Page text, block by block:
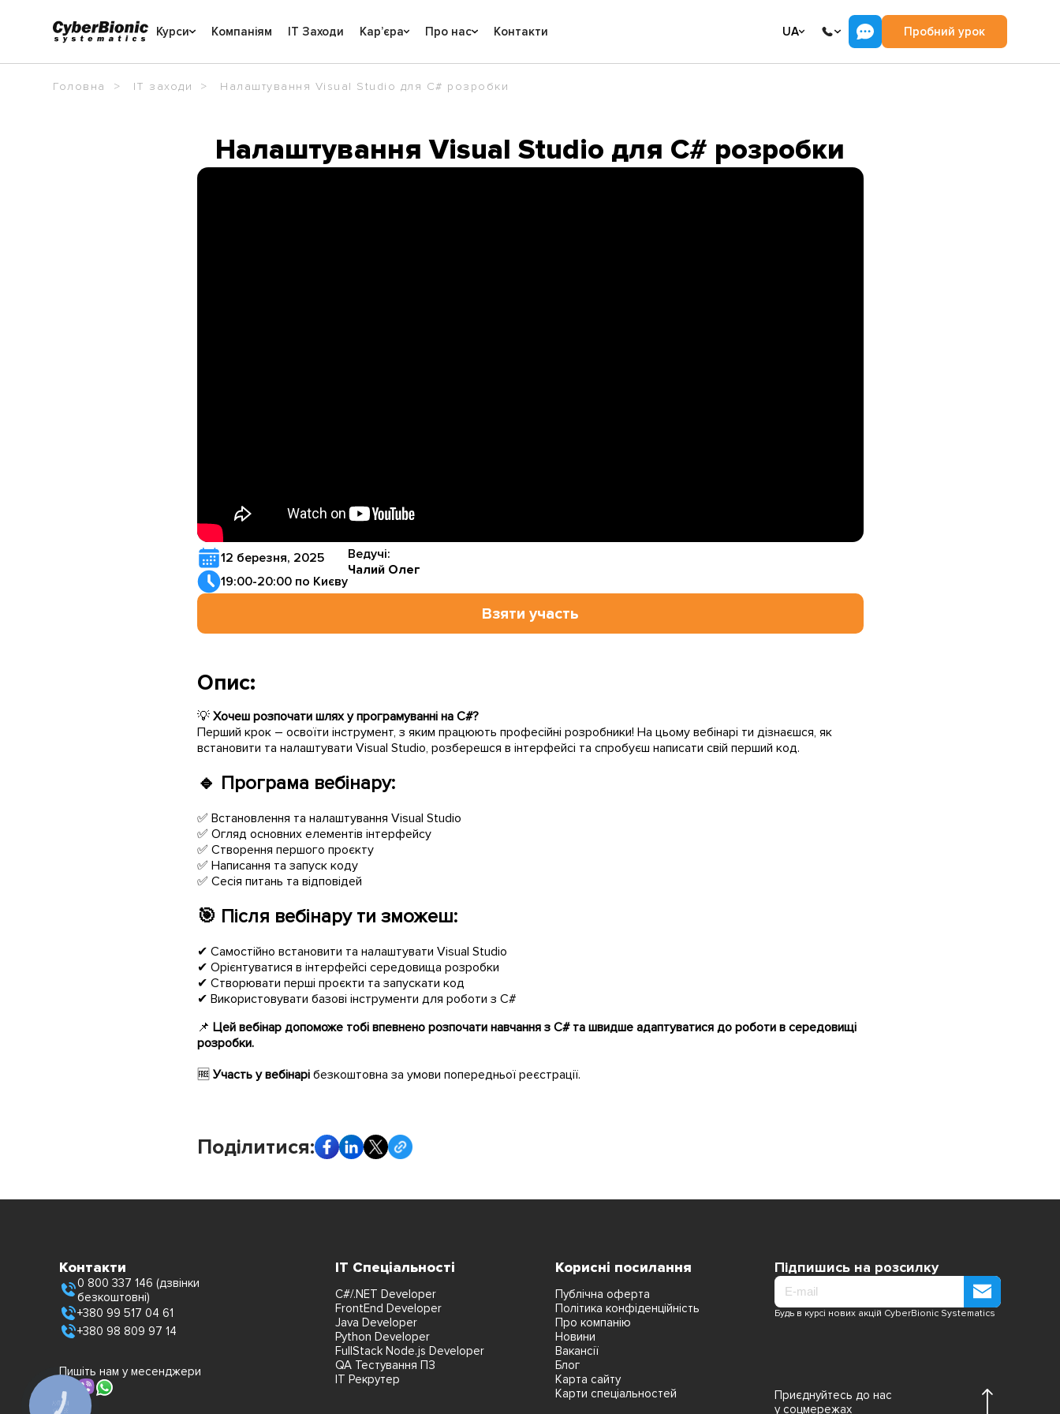
Курси Компаніям IT Заходи Карʼєра Про нас Контакти UA Пробний урок
Головна IT заходи Налаштування Visual Studio для С# розробки
Налаштування Visual Studio для С# розробки
12 березня, 2025
19:00-20:00 по Києву
Ведучі:
Чалий Олег
Взяти участь
Опис:
💡 Хочеш розпочати шлях у програмуванні на C#?
Перший крок – освоїти інструмент, з яким працюють професійні розробники! На цьому вебінарі ти дізнаєшся, як
встановити та налаштувати Visual Studio, розберешся в інтерфейсі та спробуєш написати свій перший код.
🔹 Програма вебінару:
✅ Встановлення та налаштування Visual Studio
✅ Огляд основних елементів інтерфейсу
✅ Створення першого проєкту
✅ Написання та запуск коду
✅ Сесія питань та відповідей
🎯 Після вебінару ти зможеш:
✔ Самостійно встановити та налаштувати Visual Studio
✔ Орієнтуватися в інтерфейсі середовища розробки
✔ Створювати перші проєкти та запускати код
✔ Використовувати базові інструменти для роботи з C#
📌 Цей вебінар допоможе тобі впевнено розпочати навчання з C# та швидше адаптуватися до роботи в середовищі
розробки.
🆓 Участь у вебінарібезкоштовна за умови попередньої реєстрації.
Поділитися:
Контакти
0 800 337 146 (дзвінки
безкоштовні)
+380 99 517 04 61
+380 98 809 97 14
Пишіть нам у месенджери
IT Спеціальності
C#/.NET Developer
FrontEnd Developer
Java Developer
Python Developer
FullStack Node.js Developer
QA Тестування ПЗ
IT Рекрутер
Корисні посилання
Публічна оферта
Політика конфіденційність
Про компанію
Новини
Вакансії
Блог
Карта сайту
Карти спеціальностей
Підпишись на розсилку
Будь в курсі нових акцій CyberBionic Systematics
Приєднуйтесь до нас
у соцмережах